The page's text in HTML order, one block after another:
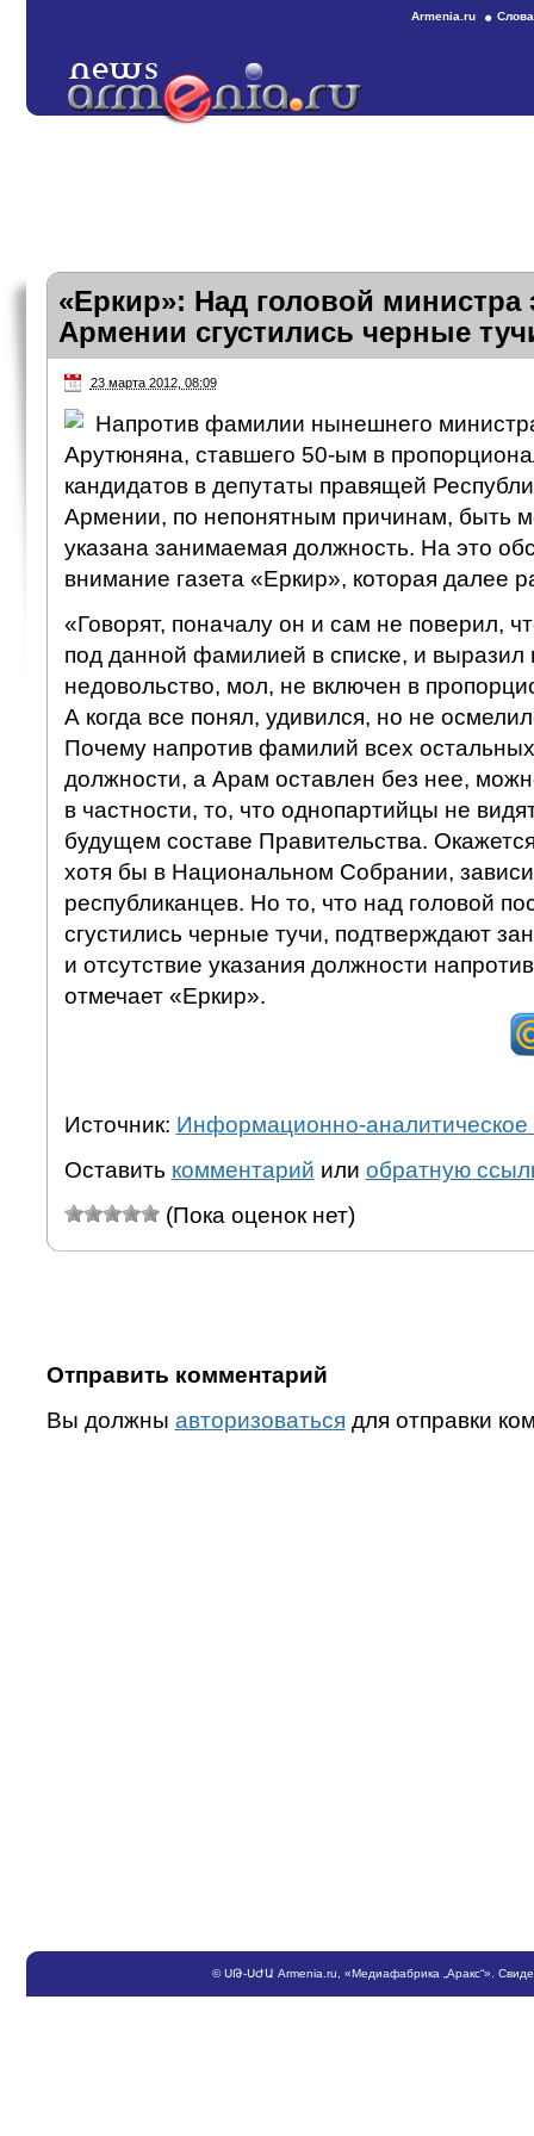
Armenia.ru
«Еркир»: Над головой министра
Армении сгустились черные
23 марта 2012, 08:09
Напротив фамилии нынешнего
Арутюняна, ставшего 50-ым в
кандидатов в депутаты правящей
Армении, по непонятным причинам, быть
указана занимаемая должность. На это
внимание газета «Еркир», которая далее
«Говорят, поначалу он и сам не поверил,
под данной фамилией в списке, и выразил
недовольство, мол, не включен в
А когда все понял, удивился, но не
Почему напротив фамилий всех
должности, а Арам оставлен без нее,
в частности, то, что однопартийцы не
будущем составе Правительства.
хотя бы в Национальном Собрании,
республиканцев. Но то, что над головой
сгустились черные тучи, подтверждают
и отсутствие указания должности
отмечает «Еркир».
Источник: Информационно-аналитическое
Оставить комментарий или обратную
(Пока оценок нет)
Отправить комментарий
Вы должны авторизоваться для отправки
©ՍԹ-ՍԺԱ Armenia.ru , «Медиафабрика „Аракс“».